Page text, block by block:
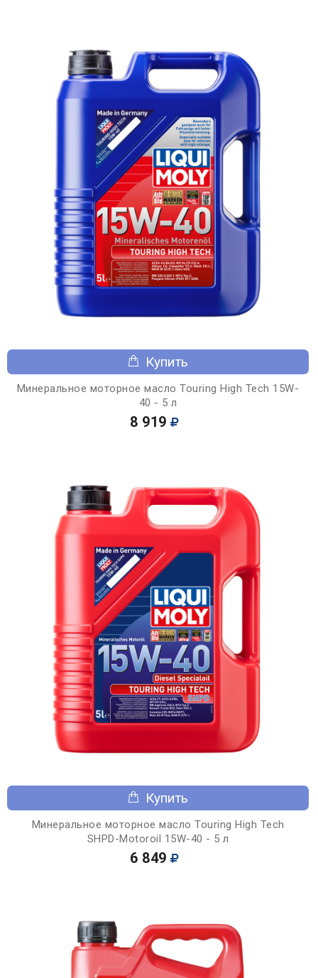
Купить
Минеральное моторное масло Touring High Tech 15W-
40 - 5 л
8 919
Купить
Минеральное моторное масло Touring High Tech
SHPD-Motoroil 15W-40 - 5 л
6 849